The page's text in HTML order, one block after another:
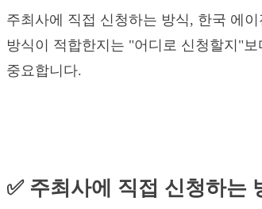
주최사에 직접 신청하는 방식, 한국 에
방식이 적합한지는 "어디로 신청할지"보
중요합니다.
✅ 주최사에 직접 신청하는